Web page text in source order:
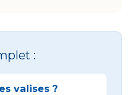
:
valises ?